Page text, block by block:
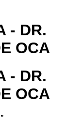
- DR.
OCA
- DR.
OCA